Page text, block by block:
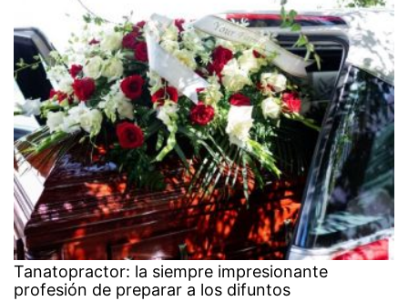
Tanatopractor: la siempre impresionante
profesión de preparar a los difuntos